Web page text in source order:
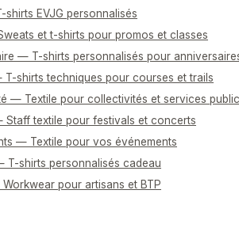
shirts EVJG personnalisés
et t-shirts pour promos et classes
— T-shirts personnalisés pour
shirts techniques pour courses et trails
— Textile pour collectivités et services
Staff textile pour festivals et concerts
— Textile pour vos événements
T-shirts personnalisés cadeau
pour artisans et BTP